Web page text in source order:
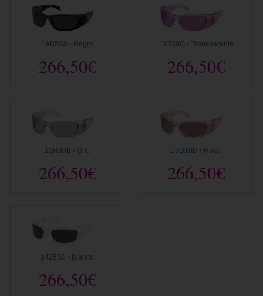
1AB5S0 › Negro
266,50€
13R30G › Transparente
266,50€
12R30B › Gris
266,50€
19Q10D › Rosa
266,50€
1425S0 › Blanco
266,50€